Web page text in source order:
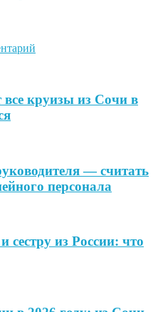
все круизы из Сочи в
— считать
персонала
сестру из России: что